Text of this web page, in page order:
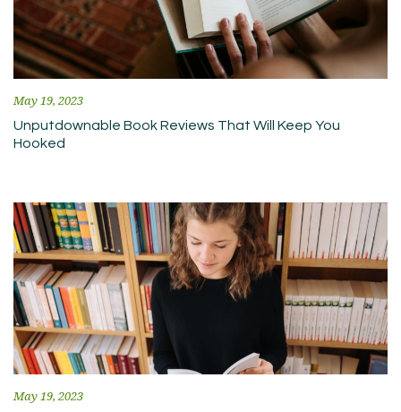
May 19, 2023
Unputdownable Book Reviews That Will Keep You
Hooked
May 19, 2023